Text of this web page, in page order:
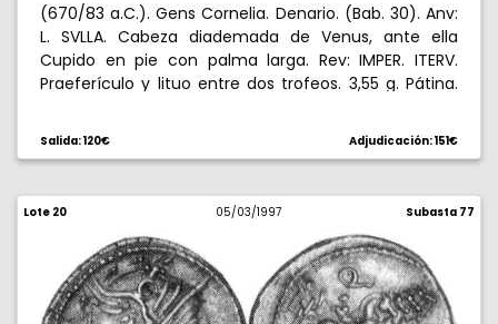
(670/83 a.C.). Gens Cornelia. Denario. (Bab. 30). Anv:
L. SVLLA. Cabeza diademada de Venus, ante ella
Cupido en pie con palma larga. Rev: IMPER. ITERV.
Praeferículo y lituo entre dos trofeos. 3,55 g. Pátina.
Salida: 120€ Adjudicación: 151€
Lote 20 05/03/1997 Subasta 77